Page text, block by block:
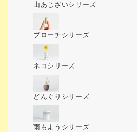
山あじざいシリーズ
ブローチシリーズ
ネコシリーズ
どんぐりシリーズ
雨もようシリーズ